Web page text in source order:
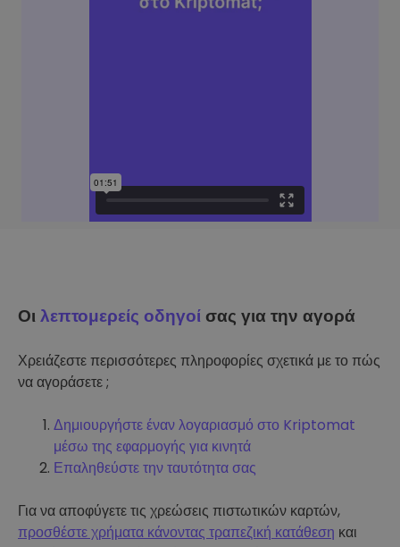
Οιλεπτομερείς οδηγοί σας για την αγορά
Χρειάζεστε περισσότερες πληροφορίες σχετικά με το πώς
να αγοράσετε ;
Δημιουργήστε έναν λογαριασμό στο Kriptomat
μέσω της εφαρμογής για κινητά
Επαληθεύστε την ταυτότητα σας
Για να αποφύγετε τις χρεώσεις πιστωτικών καρτών,
προσθέστε χρήματα κάνοντας τραπεζική κατάθεση και